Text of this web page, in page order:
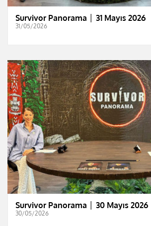
Survivor Panorama │ 31 Mayıs 2026
31/05/2026
Survivor Panorama │ 30 Mayıs 2026
30/05/2026